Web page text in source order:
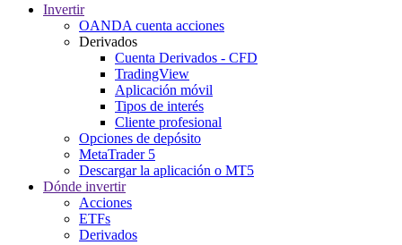
Invertir
OANDA cuenta acciones
Derivados
Cuenta Derivados - CFD
TradingView
Aplicación móvil
Tipos de interés
Cliente profesional
Opciones de depósito
MetaTrader 5
Descargar la aplicación o MT5
Dónde invertir
Acciones
ETFs
Derivados